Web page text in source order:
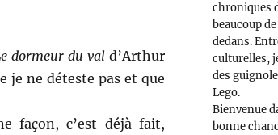
dormeur du vald’Arthur
je ne déteste pas et que
façon, c’est déjà fait,
chroniques
beaucoup
dedans.
culturelles,
des
Lego.
Bienvenue
bonne